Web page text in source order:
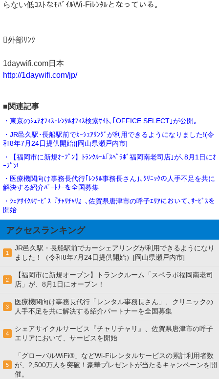
らない低ｺｽﾄなﾓﾊﾞｲﾙWi-Fiﾚﾝﾀﾙとなっている｡
外部ﾘﾝｸ
1daywifi.com日本
http://1daywifi.com/jp/
■関連記事
・東京のｼｪｱｵﾌｨｽ･ﾚﾝﾀﾙｵﾌｨｽ検索ｻｲﾄ､｢OFFICE SELECT｣が公開｡
・JR邑久駅･長船駅前でｶｰｼｪｱﾘﾝｸﾞが利用できるようになりました!(令
和8年7月24日提供開始)[岡山県瀬戸内市]
・【福岡市に新規ｵｰﾌﾟﾝ】ﾄﾗﾝｸﾙｰﾑ｢ｽﾍﾟﾗﾎﾞ福岡南老司店｣が､8月1日にｵ
ｰﾌﾟﾝ!
・医療機関向け事務長代行｢ﾚﾝﾀﾙ事務長さん｣､ｸﾘﾆｯｸの人手不足を共に
解決する紹介ﾊﾟｰﾄﾅｰを全国募集
・ｼｪｱｻｲｸﾙｻｰﾋﾞｽ『ﾁｬﾘﾁｬﾘ』､佐賀県唐津市の呼子ｴﾘｱにおいて､ｻｰﾋﾞｽを
開始
アクセスランキング
1
JR邑久駅・長船駅前でカーシェアリングが利用できるようになり
ました！（令和8年7月24日提供開始）[岡山県瀬戸内市]
2
【福岡市に新規オープン】トランクルーム「スペラボ福岡南老司
店」が、8月1日にオープン！
3
医療機関向け事務長代行「レンタル事務長さん」、クリニックの
人手不足を共に解決する紹介パートナーを全国募集
4
シェアサイクルサービス『チャリチャリ』、佐賀県唐津市の呼子
エリアにおいて、サービスを開始
5
「グローバルWiFi®」などWi-Fiレンタルサービスの累計利用者数
が、2,500万人を突破！豪華プレゼントが当たるキャンペーンを開
催。